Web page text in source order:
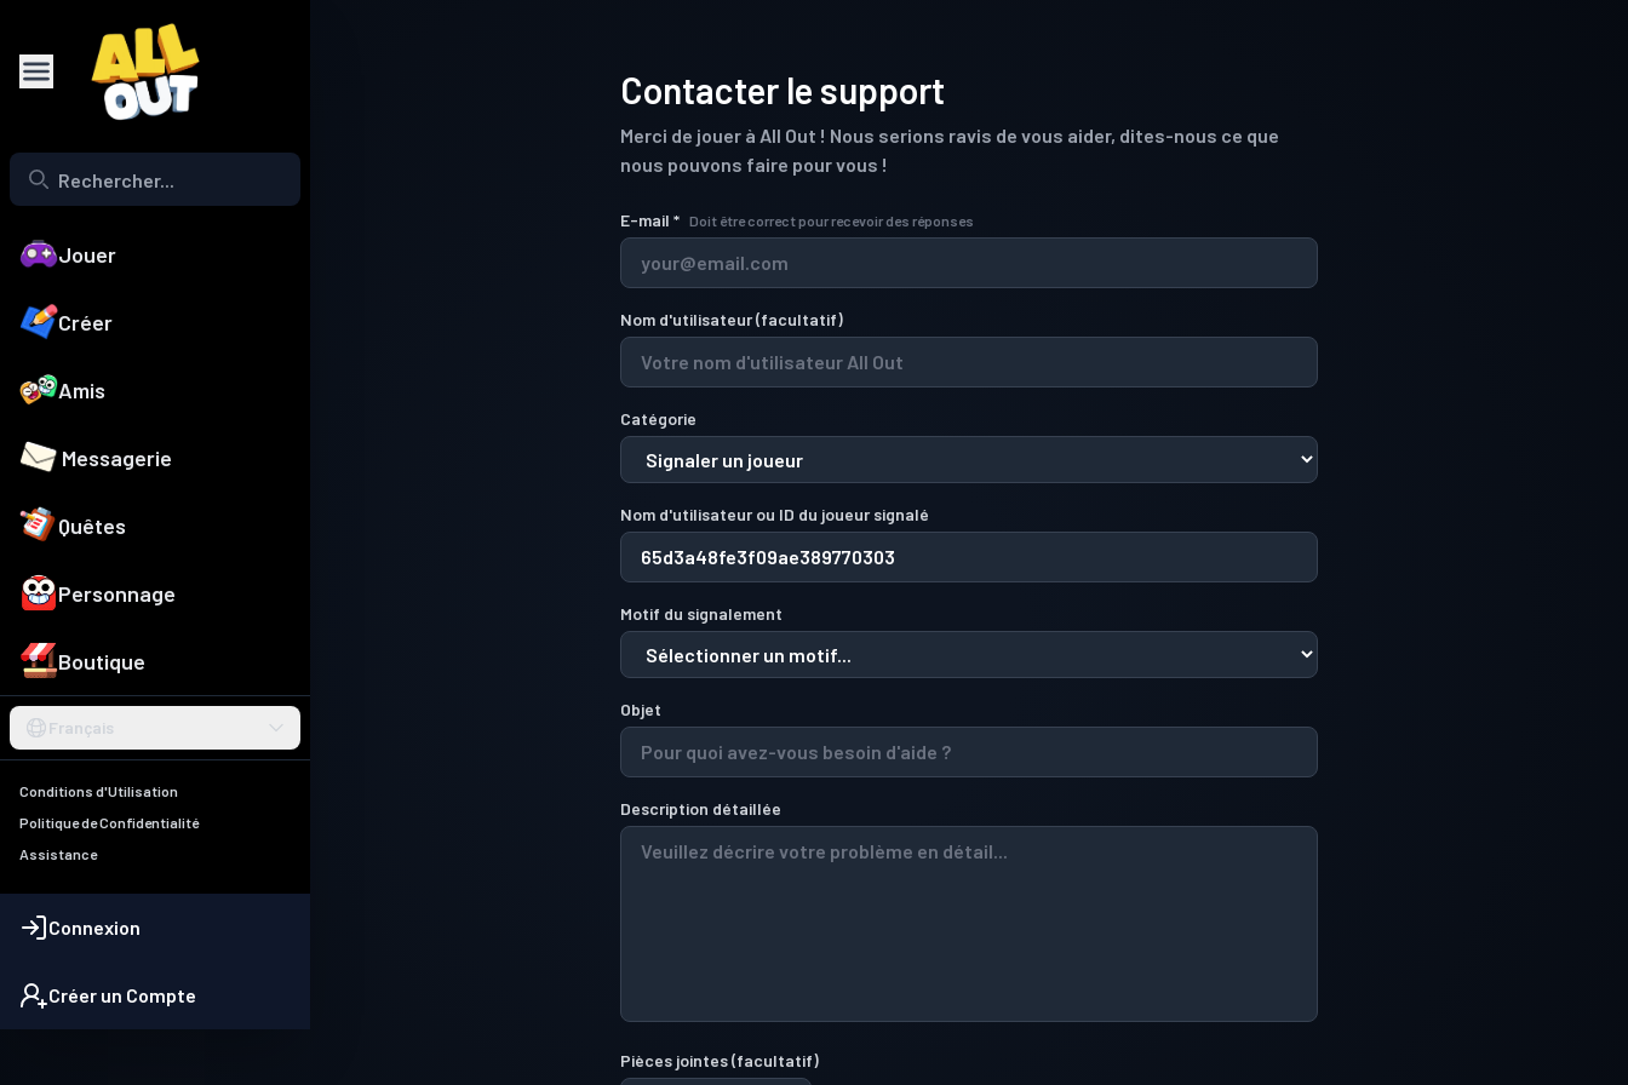
Jouer
Créer
Amis
Messagerie
Quêtes
Personnage
Boutique
Français
Conditions d'Utilisation
Politique de Confidentialité
Assistance
Connexion
Créer un Compte
Contacter le support
Merci de jouer à All Out ! Nous serions ravis de vous aider, dites-nous ce que
nous pouvons faire pour vous !
E-mail * Doit être correct pour recevoir des réponses
Nom d'utilisateur(facultatif)
Catégorie
Nom d'utilisateur ou ID du joueur signalé
Motif du signalement
Objet
Description détaillée
Pièces jointes(facultatif)